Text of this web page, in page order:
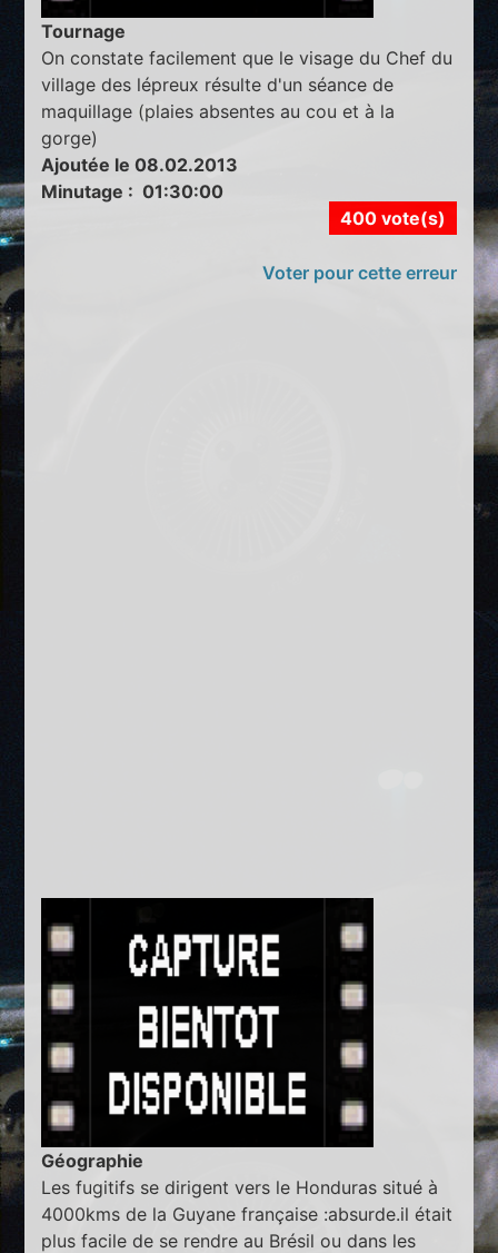
Tournage
On constate facilement que le visage du Chef du
village des lépreux résulte d'un séance de
maquillage (plaies absentes au cou et à la
gorge)
Ajoutée le 08.02.2013
Minutage : 01:30:00
400 vote(s)
Voter pour cette erreur
Géographie
Les fugitifs se dirigent vers le Honduras situé à
4000kms de la Guyane française :absurde.il était
plus facile de se rendre au Brésil ou dans les